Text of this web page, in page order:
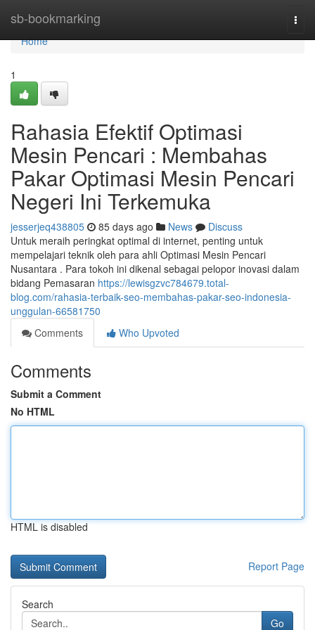
sb-bookmarking
Home
Home
1
Rahasia Efektif Optimasi
Mesin Pencari : Membahas
Pakar Optimasi Mesin Pencari
Negeri Ini Terkemuka
jesserjeq438805 85 days ago News
Discuss
Untuk meraih peringkat optimal di internet, penting untuk
mempelajari teknik oleh para ahli Optimasi Mesin Pencari
Nusantara . Para tokoh ini dikenal sebagai pelopor inovasi dalam
bidang Pemasaran https://lewisgzvc784679.total-
blog.com/rahasia-terbaik-seo-membahas-pakar-seo-indonesia-
unggulan-66581750
Comments
Who Upvoted
Comments
Submit a Comment
No HTML
HTML is disabled
Report Page
Search
Go